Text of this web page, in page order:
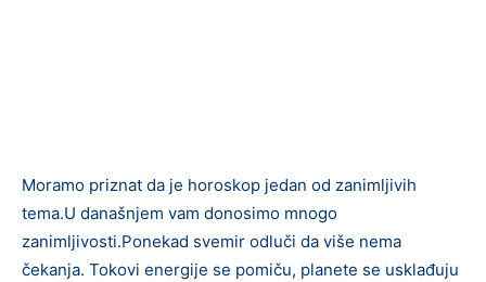
Moramo priznat da je horoskop jedan od zanimljivih
tema.U današnjem vam donosimo mnogo
zanimljivosti.Ponekad svemir odluči da više nema
čekanja. Tokovi energije se pomiču, planete se usklađuju